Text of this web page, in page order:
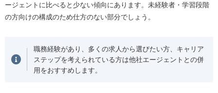
ージェントに比べると少ない傾向にあります。未経験者・学習段階
の方向けの構成のため仕方のない部分でしょう。
職務経験があり、多くの求人から選びたい方、キャリア
ステップを考えられている方は他社エージェントとの併
用をおすすめします。